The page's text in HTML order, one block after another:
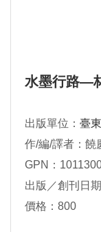
水墨行路—
出版單位： 臺
作/編/譯者：饒
GPN：
出版／創刊日
價格：800